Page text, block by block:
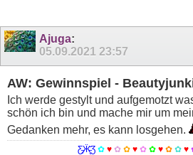
Ajuga:
05.09.2021 23:57
AW: Gewinnspiel -
Ich werde gestylt und aufgemotzt
schön ich bin und mache mir um
Gedanken mehr, es kann losgehen.
Ƹ̵̡Ӝ̵̨̄Ʒ ✿♥✿ ✿ ♥✿✿♥✿✿♥